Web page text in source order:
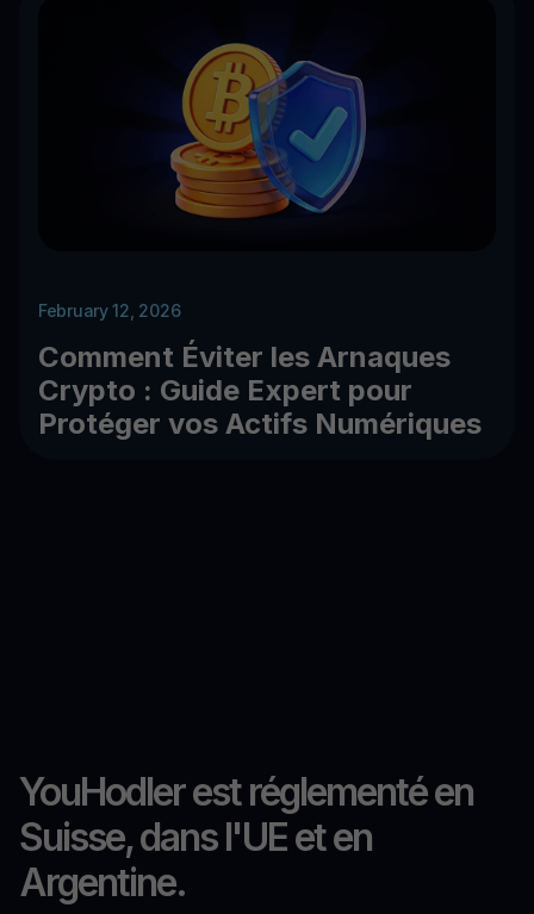
February 12, 2026
Comment Éviter les Arnaques
Crypto : Guide Expert pour
Protéger vos Actifs Numériques
YouHodler est réglementé en
Suisse, dans l'UE et en
Argentine.